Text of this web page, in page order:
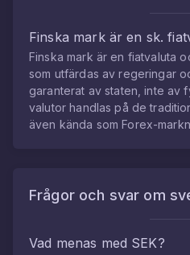
Finska markär en sk.
Finska mark är en fiatvaluta
som utfärdas av regeringar
garanterat av staten, inte av
valutor handlas på de
även kända som Forex-
Frågor och svar om
Vad menas med SEK?